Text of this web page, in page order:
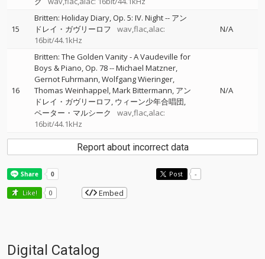
15
Britten: Holiday Diary, Op. 5: IV. Night-- アン
ドレイ・ガヴリーロフ
wav,flac,alac:
16bit/44.1kHz
N/A
16
Britten: The Golden Vanity - A Vaudeville for
Boys & Piano, Op. 78--Michael Matzner
Gernot Fuhrmann Wolfgang Wieringer
Thomas Weinhappel Mark Bittermann アン
ドレイ・ガヴリーロフ ウィーン少年合唱団
ペーター・マルシーク
wav,flac,alac:
16bit/44.1kHz
N/A
Report about incorrect data
Post -
Like! 0 Embed
Digital Catalog